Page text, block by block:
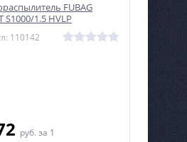
FUBAG
S1000/1.5 HVLP
110142
руб. за 1